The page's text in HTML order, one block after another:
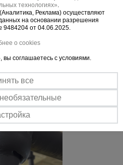
от стандартных
при широком диапазоне
в отличие
технологиях».
Реклама) осуществляют
на основании разрешения
9484204 от 04.06.2025.
о cookies
соглашаетесь с условиями.
все